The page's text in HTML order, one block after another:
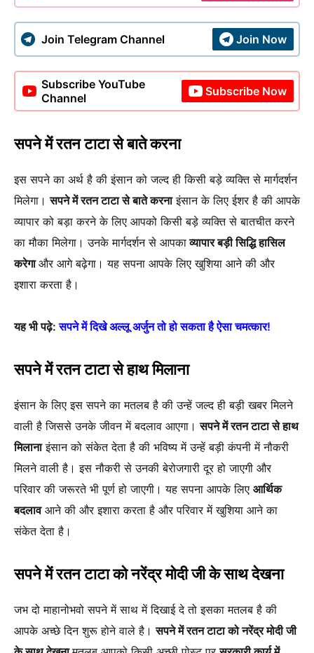
Join Telegram Channel Join Now
Subscribe YouTube
Channel
Subscribe Now
सपने में रतन टाटा से बाते करना
इस सपने का अर्थ है की इंसान को जल्द ही किसी बड़े व्यक्ति से मार्गदर्शन
मिलेगा।सपने में रतन टाटा से बाते करनाइंसान के लिए ईशर है की आपके
व्यापार को बड़ा करने के लिए आपको किसी बड़े व्यक्ति से बातचीत करने
का मौका मिलेगा। उनके मार्गदर्शन से आपकाव्यापार बड़ी सिद्धि हासिल
करेगाऔर आगे बढ़ेगा। यह सपना आपके लिए खुशिया आने की और
इशारा करता है।
यह भी पढ़े:सपने में दिखे अल्लू अर्जुन तो हो सकता है ऐसा चमत्कार!
सपने में रतन टाटा से हाथ मिलाना
इंसान के लिए इस सपने का मतलब है की उन्हें जल्द ही बड़ी खबर मिलने
वाली है जिससे उनके जीवन में बदलाव आएगा।सपने में रतन टाटा से हाथ
मिलानाइंसान को संकेत देता है की भविष्य में उन्हें बड़ी कंपनी में नौकरी
मिलने वाली है। इस नौकरी से उनकी बेरोजगारी दूर हो जाएगी और
परिवार की जरूरते भी पूर्ण हो जाएगी। यह सपना आपके लिए आर्थिक
बदलावआने की और इशारा करता है और परिवार में खुशिया आने का
संकेत देता है।
सपने में रतन टाटा को नरेंद्र मोदी जी के साथ देखना
जभ दो माहानोभवो सपने में साथ में दिखाई दे तो इसका मतलब है की
आपके अच्छे दिन शुरू होने वाले है।सपने में रतन टाटा को नरेंद्र मोदी जी